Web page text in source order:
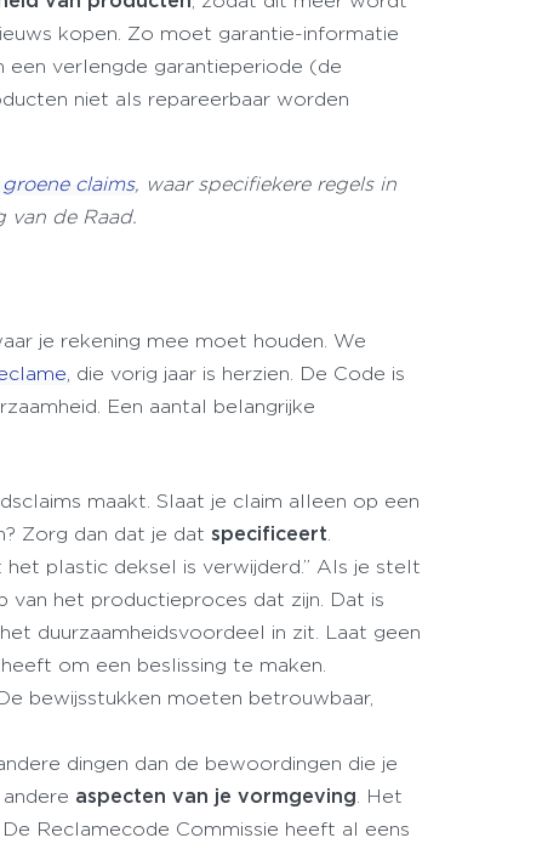
kopen. Zo moet garantie-informatie
verlengde garantieperiode (de
niet als repareerbaar worden
claims, waar specifiekere regels in
van de Raad.
je rekening mee moet houden. We
die vorig jaar is herzien. De Code is
Een aantal belangrijke
maakt. Slaat je claim alleen op een
Zorg dan dat je datspecificeert.
het plastic deksel is verwijderd.” Als je stelt
van het productieproces dat zijn. Dat is
duurzaamheidsvoordeel in zit. Laat geen
om een beslissing te maken.
bewijsstukken moeten betrouwbaar,
dingen dan de bewoordingen die je
aspecten van je vormgeving. Het
Reclamecode Commissie heeft al eens